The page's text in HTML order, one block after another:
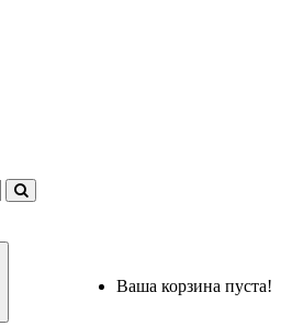
Ваша корзина пуста!